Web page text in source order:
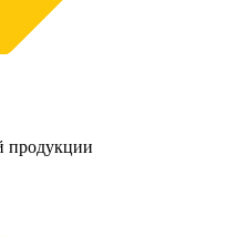
продукции